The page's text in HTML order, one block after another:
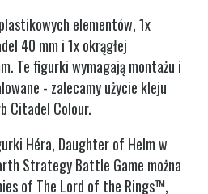
elementów, 1x
40 mm i 1x okrągłej
Te figurki wymagają montażu i
- zalecamy użycie kleju
Citadel Colour.
Héra, Daughter of Helm w
Strategy Battle Game można
of The Lord of the Rings™,